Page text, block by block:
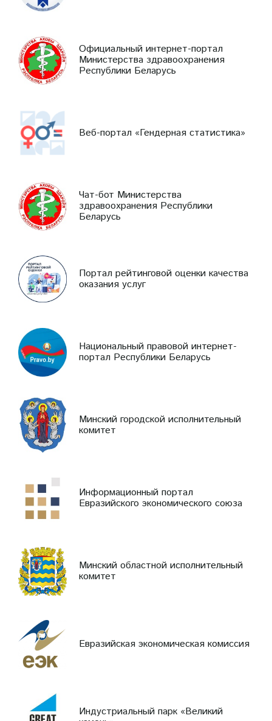
Официальный интернет-портал
Министерства здравоохранения
Республики Беларусь
Веб-портал «Гендерная статистика»
Чат-бот Министерства
здравоохранения Республики
Беларусь
Портал рейтинговой оценки качества
оказания услуг
Национальный правовой интернет-
портал Республики Беларусь
Минский городской исполнительный
комитет
Информационный портал
Евразийского экономического союза
Минский областной исполнительный
комитет
Евразийская экономическая комиссия
Индустриальный парк «Великий